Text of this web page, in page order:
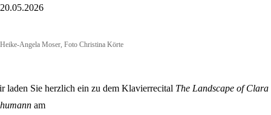
20.05.2026
Heike-Angela Moser, Foto Christina Körte
laden Sie herzlich ein zu dem Klavierrecital The Landscape of Clara
am